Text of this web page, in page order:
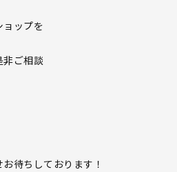
ョップを
非ご相談
待ちしております！